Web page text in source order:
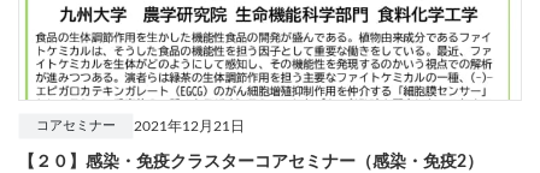
2021年12月21日
コアセミナー
【２０】感染・免疫クラスターコアセミナー（感染・免疫2）